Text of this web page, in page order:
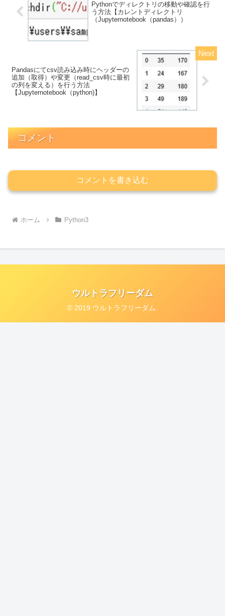
Pythonでディレクトリの移動や確認を行
う方法【カレントディレクトリ
（Jupyternotebook（pandas））
Pandasにてcsv読み込み時にヘッダーの
追加（取得）や変更（read_csv時に最初
の列を変える）を行う方法
【Jupyternotebook（python)】
コメント
コメントを書き込む
ホーム Python3
ウルトラフリーダム
© 2019 ウルトラフリーダム.